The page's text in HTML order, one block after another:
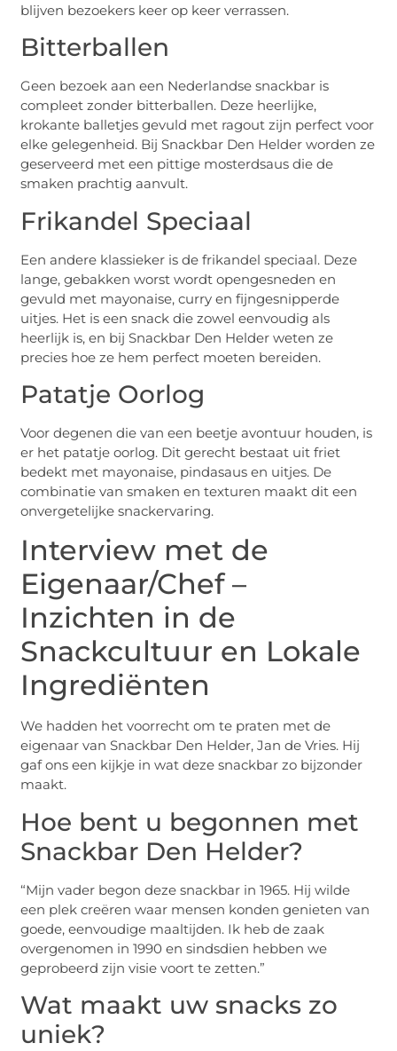
blijven bezoekers keer op keer verrassen.
Bitterballen
Geen bezoek aan een Nederlandse snackbar is
compleet zonder bitterballen. Deze heerlijke,
krokante balletjes gevuld met ragout zijn perfect voor
elke gelegenheid. Bij Snackbar Den Helder worden ze
geserveerd met een pittige mosterdsaus die de
smaken prachtig aanvult.
Frikandel Speciaal
Een andere klassieker is de frikandel speciaal. Deze
lange, gebakken worst wordt opengesneden en
gevuld met mayonaise, curry en fijngesnipperde
uitjes. Het is een snack die zowel eenvoudig als
heerlijk is, en bij Snackbar Den Helder weten ze
precies hoe ze hem perfect moeten bereiden.
Patatje Oorlog
Voor degenen die van een beetje avontuur houden, is
er het patatje oorlog. Dit gerecht bestaat uit friet
bedekt met mayonaise, pindasaus en uitjes. De
combinatie van smaken en texturen maakt dit een
onvergetelijke snackervaring.
Interview met de
Eigenaar/Chef –
Inzichten in de
Snackcultuur en Lokale
Ingrediënten
We hadden het voorrecht om te praten met de
eigenaar van Snackbar Den Helder, Jan de Vries. Hij
gaf ons een kijkje in wat deze snackbar zo bijzonder
maakt.
Hoe bent u begonnen met
Snackbar Den Helder?
“Mijn vader begon deze snackbar in 1965. Hij wilde
een plek creëren waar mensen konden genieten van
goede, eenvoudige maaltijden. Ik heb de zaak
overgenomen in 1990 en sindsdien hebben we
geprobeerd zijn visie voort te zetten.”
Wat maakt uw snacks zo
uniek?